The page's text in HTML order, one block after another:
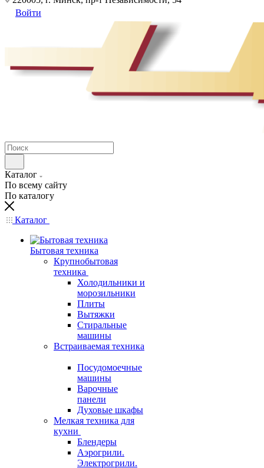
Войти
Каталог
По всему сайту
По каталогу
Каталог
Бытовая техника
Крупнобытовая
техника
Холодильники и
морозильники
Плиты
Вытяжки
Стиральные
машины
Встраиваемая техника
Посудомоечные
машины
Варочные
панели
Духовые шкафы
Мелкая техника для
кухни
Блендеры
Аэрогрили.
Электрогрили.